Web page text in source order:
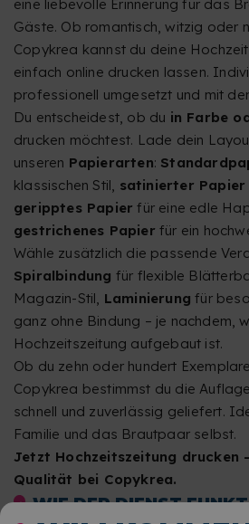
eine liebevolle Erinnerung für das
Gäste. Ob romantisch, witzig oder
Copykrea kannst du deine
einfach online drucken lassen.
professionell umgesetzt und mit
Du entscheidest, ob du in Farbe
drucken möchtest. Lade dein
unseren Papierarten:
klassischen Stil, satinierter Papier
geripptes Papier für eine edle
gestrichenes Papier für ein
Wähle zusätzlich die passende
Spiralbindung für flexible
Magazin-Stil, Laminierung für
ganz ohne Bindung – je nachdem,
Hochzeitszeitung aufgebaut ist.
Ob du zehn oder hundert
Copykrea bestimmst du die
schnell und zuverlässig geliefert.
Familie und das Brautpaar selbst.
Jetzt Hochzeitszeitung drucken
Qualität bei Copykrea.
WIE DER DIENST